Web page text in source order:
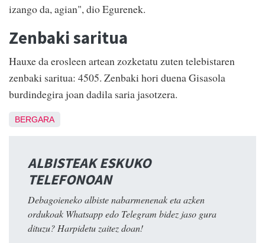
izango da, agian", dio Egurenek.
Zenbaki saritua
Hauxe da erosleen artean zozketatu zuten telebistaren
zenbaki saritua: 4505. Zenbaki hori duena Gisasola
burdindegira joan dadila saria jasotzera.
BERGARA
ALBISTEAK ESKUKO
TELEFONOAN
Debagoieneko albiste nabarmenenak eta azken
ordukoak Whatsapp edo Telegram bidez jaso gura
dituzu? Harpidetu zaitez doan!